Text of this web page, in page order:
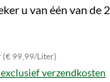
u van één van de
(€ 99,99/Liter)
verzendkosten